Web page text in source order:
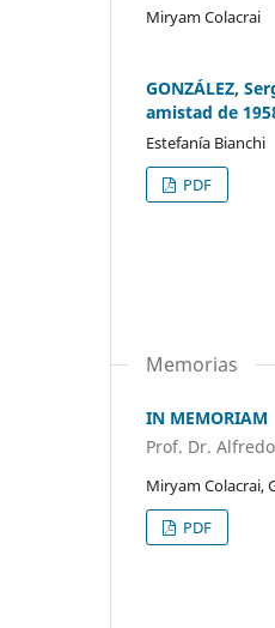
Miryam Colacrai
GONZÁLEZ,
amistad de
Estefanía Bianchi
PDF
Memorias
IN MEMORIAM
Prof. Dr.
Miryam Colacrai,
PDF